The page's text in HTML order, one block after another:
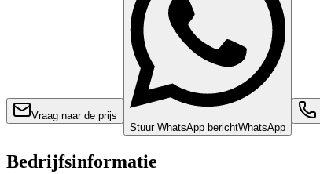
Vraag naar de prijs
Stuur WhatsApp berichtWhatsApp
Bedrijfsinformatie